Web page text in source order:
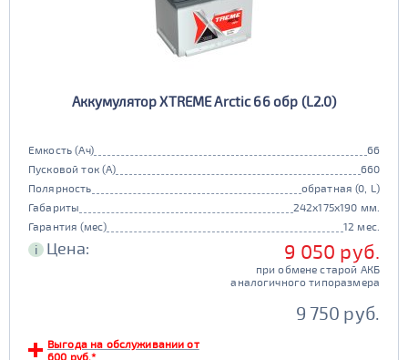
Аккумулятор XTREME Arctic 66 обр (L2.0)
Емкость (Ач)
66
Пусковой ток (А)
660
Полярность
обратная (0, L)
Габариты
242x175x190 мм.
Гарантия (мес)
12 мес.
i Цена: 9 050 руб.
при обмене старой АКБ
аналогичного типоразмера
9 750 руб.
Выгода на обслуживании от
600 руб.*